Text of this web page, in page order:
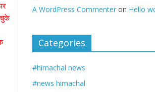
चुके
A WordPress Commenter on Hello
Categories
#himachal news
#news himachal